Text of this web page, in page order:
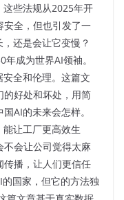
些法规从2025年开
安全，但也引发了一
还是会让它变慢？
成为世界AI领袖。
全和伦理。这篇文
的好处和坏处，用简
AI的未来会怎样。
让工厂更高效生
会让公司觉得太麻
传播，让人们更信任
国家，但它的方法独